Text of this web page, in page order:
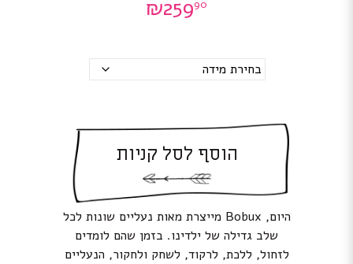
₪25990
מידות
הוסף לסל קניות
היום, Bobux מייצרת מאות נעליים שונות לכל
שלב גדילה של ילדינו. בזמן שהם לומדים
לזחול, ללכת, לרקוד, לשחק ולחקור, הנעליים